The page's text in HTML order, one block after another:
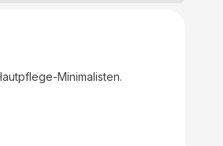
Minimalisten.